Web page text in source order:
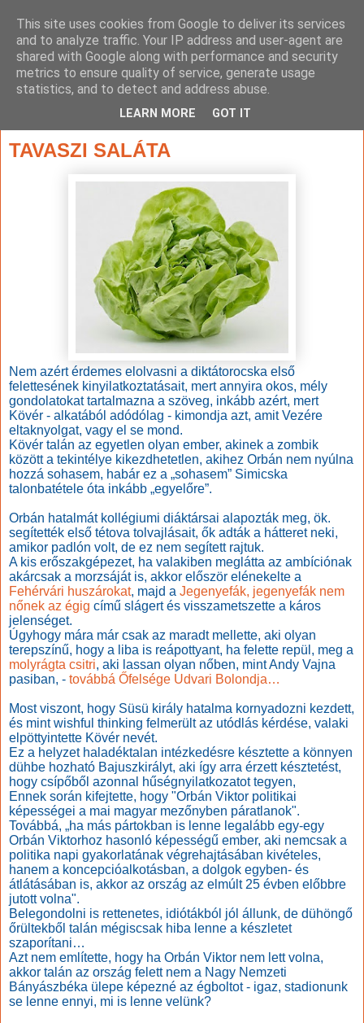
TAVASZI SALÁTA
Nem azért érdemes elolvasni a diktátorocska első
felettesének kinyilatkoztatásait, mert annyira okos, mély
gondolatokat tartalmazna a szöveg, inkább azért, mert
Kövér - alkatából adódólag - kimondja azt, amit Vezére
eltaknyolgat, vagy el se mond.
Kövér talán az egyetlen olyan ember, akinek a zombik
között a tekintélye kikezdhetetlen, akihez Orbán nem nyúlna
hozzá sohasem, habár ez a „sohasem” Simicska
talonbatétele óta inkább „egyelőre”.
Orbán hatalmát kollégiumi diáktársai alapozták meg, ök.
segítették első tétova tolvajlásait, ők adták a hátteret neki,
amikor padlón volt, de ez nem segített rajtuk.
A kis erőszakgépezet, ha valakiben meglátta az ambíciónak
akárcsak a morzsáját is, akkor először elénekelte a
Fehérvári huszárokat, majd a Jegenyefák, jegenyefák nem
nőnek az égig című slágert és visszametszette a káros
jelenséget.
Úgyhogy mára már csak az maradt mellette, aki olyan
terepszínű, hogy a liba is reápottyant, ha felette repül, meg a
molyrágta csitri, aki lassan olyan nőben, mint Andy Vajna
pasiban, - továbbá Őfelsége Udvari Bolondja…
Most viszont, hogy Süsü király hatalma kornyadozni kezdett,
és mint wishful thinking felmerült az utódlás kérdése, valaki
elpöttyintette Kövér nevét.
Ez a helyzet haladéktalan intézkedésre késztette a könnyen
dühbe hozható Bajuszkirályt, aki így arra érzett késztetést,
hogy csípőből azonnal hűségnyilatkozatot tegyen,
Ennek során kifejtette, hogy "Orbán Viktor politikai
képességei a mai magyar mezőnyben páratlanok".
Továbbá, „ha más pártokban is lenne legalább egy-egy
Orbán Viktorhoz hasonló képességű ember, aki nemcsak a
politika napi gyakorlatának végrehajtásában kivételes,
hanem a koncepcióalkotásban, a dolgok egyben- és
átlátásában is, akkor az ország az elmúlt 25 évben előbbre
jutott volna".
Belegondolni is rettenetes, idiótákból jól állunk, de dühöngő
őrültekből talán mégiscsak hiba lenne a készletet
szaporítani…
Azt nem említette, hogy ha Orbán Viktor nem lett volna,
akkor talán az ország felett nem a Nagy Nemzeti
Bányászbéka ülepe képezné az égboltot - igaz, stadionunk
se lenne ennyi, mi is lenne velünk?
This site uses cookies from Google to deliver its services
and to analyze traffic. Your IP address and user-agent are
shared with Google along with performance and security
metrics to ensure quality of service, generate usage
statistics, and to detect and address abuse.
LEARN MORE GOT IT